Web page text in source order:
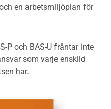
en arbetsmiljöplan för
P och BAS-U fråntar inte
som varje enskild
har.